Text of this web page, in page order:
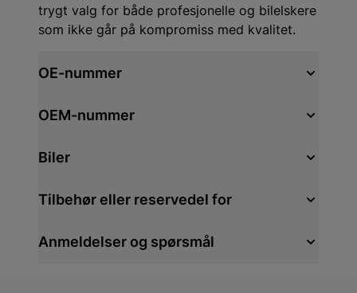
trygt valg for både profesjonelle og bilelskere
som ikke går på kompromiss med kvalitet.
OE-nummer
OEM-nummer
Biler
Tilbehør eller reservedel for
Anmeldelser og spørsmål